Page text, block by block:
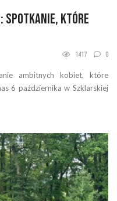
Spotkanie, które
1417 0
ambitnych kobiet, które
6 października w Szklarskiej